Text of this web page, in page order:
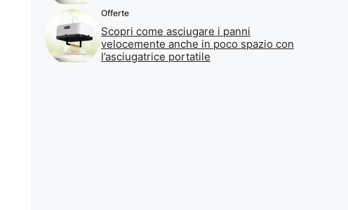
Offerte
Scopri come asciugare i panni
velocemente anche in poco spazio con
l’asciugatrice portatile